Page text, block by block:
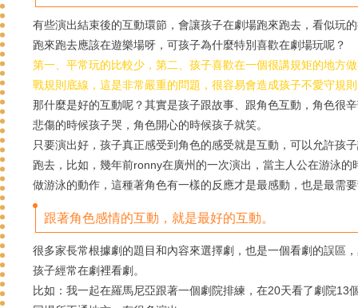
有些演出結束後的互動環節，會讓孩子在劇場跑來跑去，看似玩
跑來跑去應該在遊樂場呀，可孩子為什麼特別喜歡在劇場玩呢？
第一、平常玩的比較少，第二、孩子喜歡在一個很講規矩的地方
戰規則底線，這是非常嚴重的問題，很容易會造成孩子不愛守規
那什麼是好的互動呢？其實是孩子跟故事、跟角色互動，角色很
悲傷的時候孩子哭，角色開心的時候孩子就笑。
只要演出好，孩子真正感受到角色的感受就是互動，可以允許孩
跑去，比如，幾年前ronny在廣州的一次演出，當主人公在游泳
做游泳的動作，這種著角色有一樣的反應才是最感動，也是最需
跟著角色感情的互動，就是最好​​的互動。
很多家長常根據劇的題目和內容來選擇劇，也是一個看劇的誤區
孩子經常在劇裡看劇。
比如：我一起在羅馬尼亞跟著一個劇院排練，在20天看了劇院13